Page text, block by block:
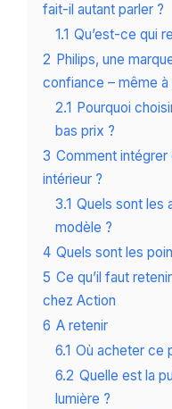
fait-il autant parler ?
1.1 Qu’est-ce qui
2 Philips, une
confiance – même
2.1 Pourquoi
bas prix ?
3 Comment intégrer
intérieur ?
3.1 Quels sont les
modèle ?
4 Quels sont les
5 Ce qu’il faut
chez Action
6 A retenir
6.1 Où acheter ce
6.2 Quelle est la
lumière ?